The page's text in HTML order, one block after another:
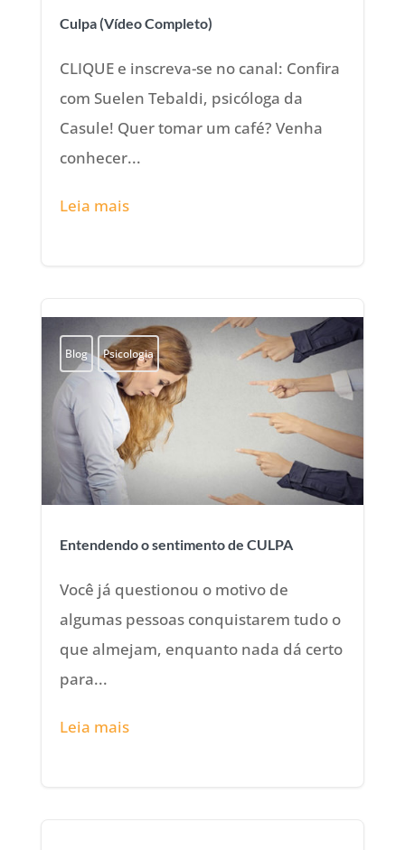
Culpa (Vídeo Completo)
CLIQUE e inscreva-se no canal: Confira
com Suelen Tebaldi, psicóloga da
Casule! Quer tomar um café? Venha
conhecer...
Leia mais
Blog Psicologia
Entendendo o sentimento de CULPA
Você já questionou o motivo de
algumas pessoas conquistarem tudo o
que almejam, enquanto nada dá certo
para...
Leia mais